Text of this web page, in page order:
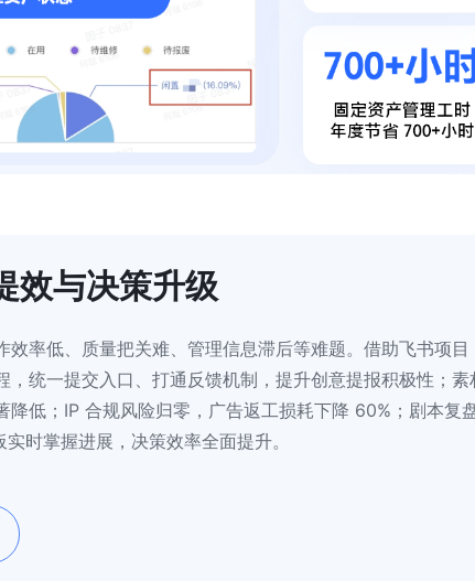
效与决策升级
率低、质量把关难、管理信息滞后等难题。借助飞书项目
统一提交入口、打通反馈机制，提升创意提报积极性；素
低；IP 合规风险归零，广告返工损耗下降 60%；剧本复
时掌握进展，决策效率全面提升。